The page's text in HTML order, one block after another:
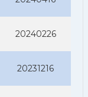
20240226
20231216